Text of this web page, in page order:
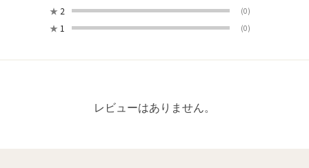
★ 2 (0)
★ 1 (0)
レビューはありません。